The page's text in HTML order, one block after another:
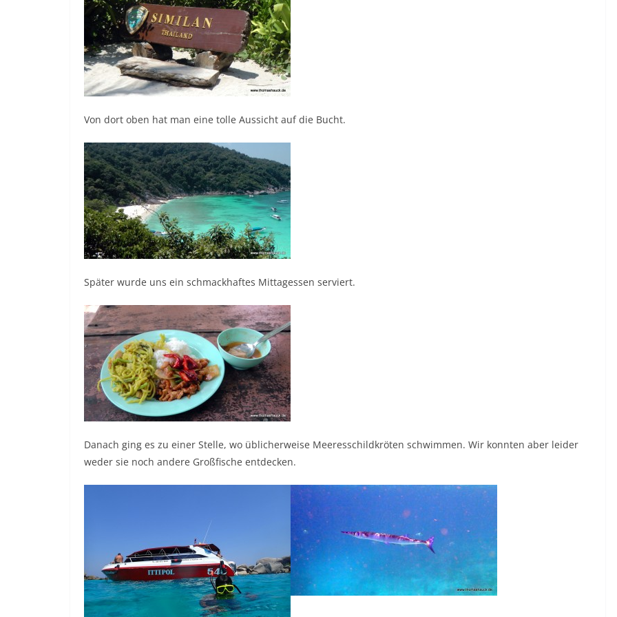
Von dort oben hat man eine tolle Aussicht auf die Bucht.
Später wurde uns ein schmackhaftes Mittagessen serviert.
Danach ging es zu einer Stelle, wo üblicherweise Meeresschildkröten schwimmen. Wir konnten aber leider
weder sie noch andere Großfische entdecken.